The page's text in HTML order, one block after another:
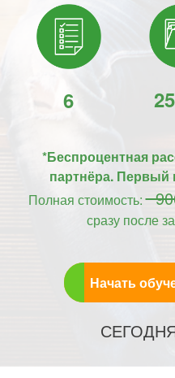
6
*Беспроцентная
партнёра. Первый
Полная стоимость:
сразу после
Начать